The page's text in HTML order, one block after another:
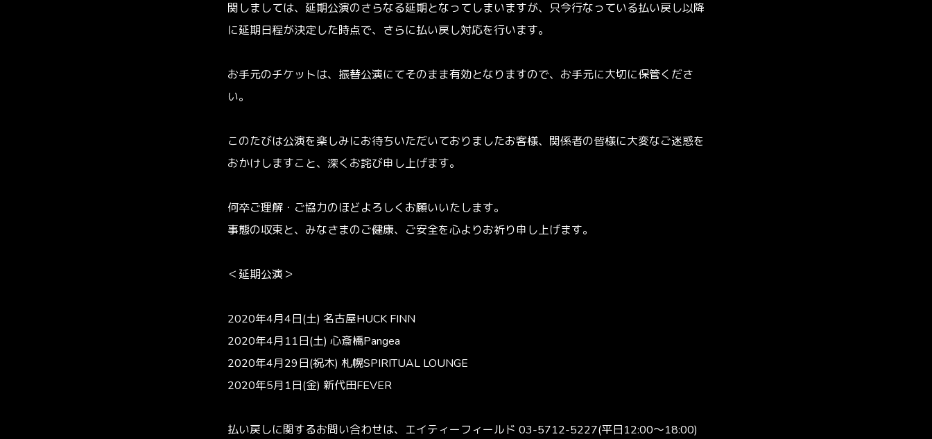
関しましては、延期公演のさらなる延期となってしまいますが、只今行なっている払い戻し以降
に延期日程が決定した時点で、さらに払い戻し対応を行います。
お手元のチケットは、振替公演にてそのまま有効となりますので、お手元に大切に保管くださ
い。
このたびは公演を楽しみにお待ちいただいておりましたお客様、関係者の皆様に大変なご迷惑を
おかけしますこと、深くお詫び申し上げます。
何卒ご理解・ご協力のほどよろしくお願いいたします。
事態の収束と、みなさまのご健康、ご安全を心よりお祈り申し上げます。
＜延期公演＞
2020年4月4日(土) 名古屋HUCK FINN
2020年4月11日(土) 心斎橋Pangea
2020年4月29日(祝木) 札幌SPIRITUAL LOUNGE
2020年5月1日(金) 新代田FEVER
払い戻しに関するお問い合わせは、エイティーフィールド 03-5712-5227(平日12:00～18:00)